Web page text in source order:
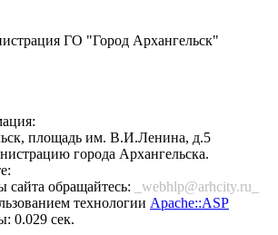
ГО "Город Архангельск"
площадь им. В.И.Ленина, д.5
города Архангельска.
сайта обращайтесь:
_webhlp@arhcity.ru_
технологии Apache::ASP
0.029 сек.